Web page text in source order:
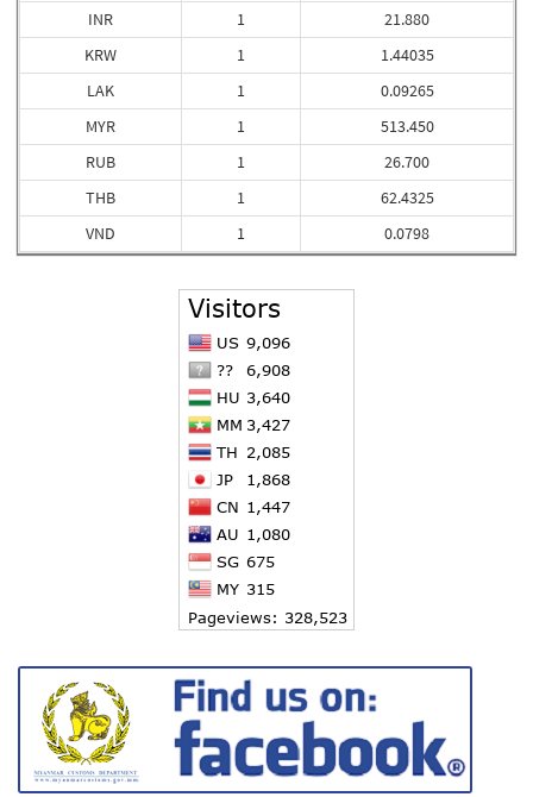
INR
KRW
LAK
MYR
RUB
THB
VND
1
1
1
1
1
1
1
21.880
1.44035
0.09265
513.450
26.700
62.4325
0.0798